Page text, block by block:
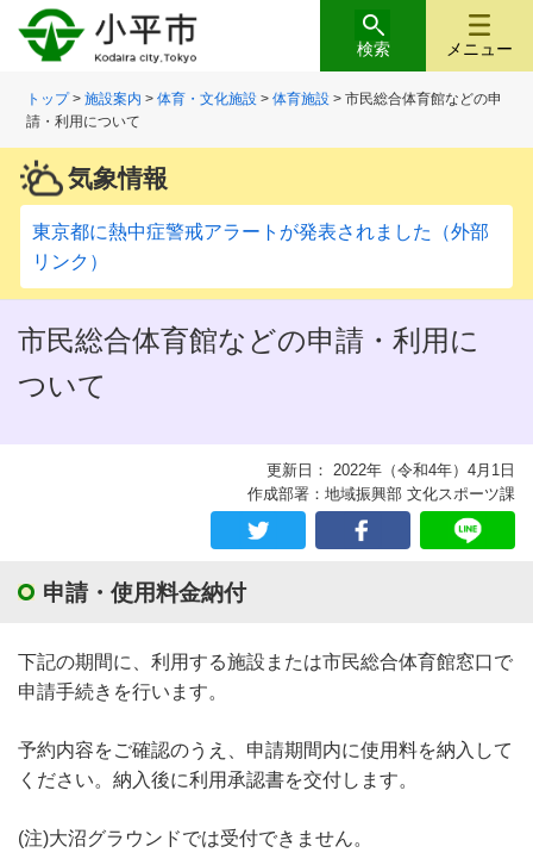
メニュー
検索
トップ>施設案内 >体育・文化施設 >体育施設 > 市民総合体育館などの申
請・利用について
気象情報
東京都に熱中症警戒アラートが発表されました（外部
リンク）
市民総合体育館などの申請・利用に
ついて
更新日： 2022年（令和4年）4月1日
作成部署：地域振興部 文化スポーツ課
申請・使用料金納付
下記の期間に、利用する施設または市民総合体育館窓口で
申請手続きを行います。
予約内容をご確認のうえ、申請期間内に使用料を納入して
ください。納入後に利用承認書を交付します。
(注)大沼グラウンドでは受付できません。